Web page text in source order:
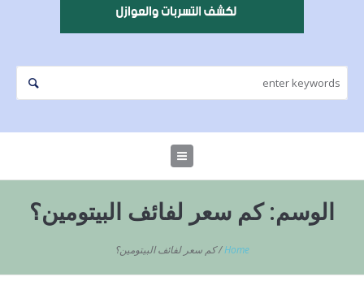
الوسم:كم سعر لفائف البيتومين؟
Home
/كم سعر لفائف البيتومين؟